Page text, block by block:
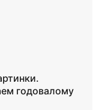
годовалому